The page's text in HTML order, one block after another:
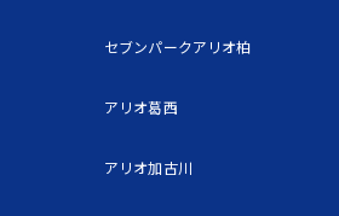
セブンパークアリオ柏
アリオ葛西
アリオ加古川